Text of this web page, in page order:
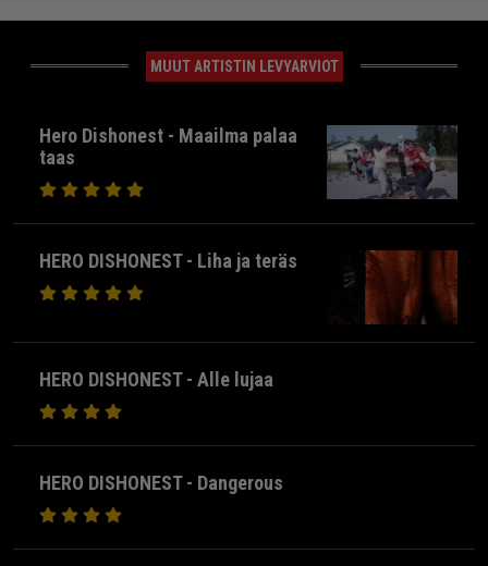
MUUT ARTISTIN LEVYARVIOT
Hero Dishonest - Maailma palaa
taas
HERO DISHONEST - Liha ja teräs
HERO DISHONEST - Alle lujaa
HERO DISHONEST - Dangerous